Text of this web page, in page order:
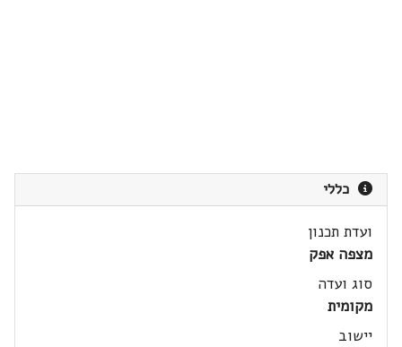
כללי
ועדת תכנון
מצפה אפק
סוג ועדה
מקומית
יישוב